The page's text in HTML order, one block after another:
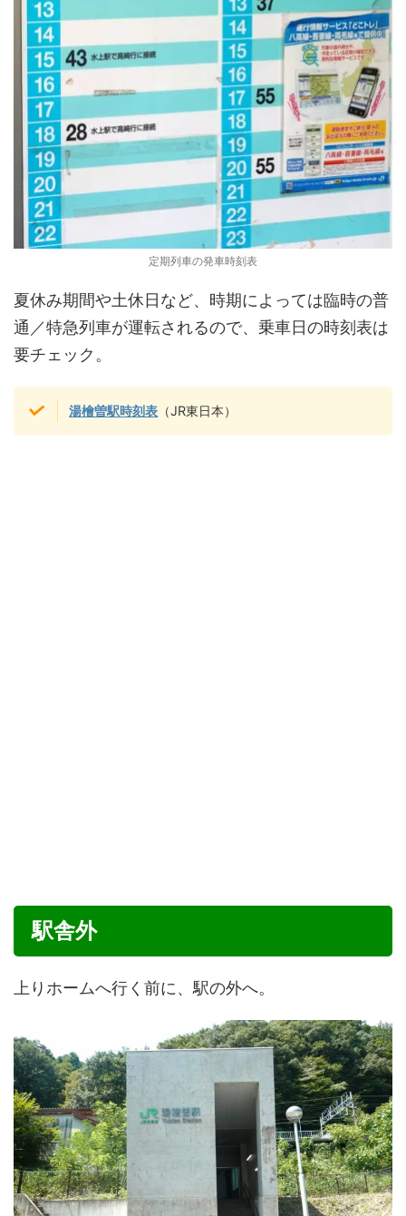
定期列車の発車時刻表
夏休み期間や土休日など、時期によっては臨時の普
通／特急列車が運転されるので、乗車日の時刻表は
要チェック。
湯檜曽駅時刻表 （JR東日本）
駅舎外
上りホームへ行く前に、駅の外へ。